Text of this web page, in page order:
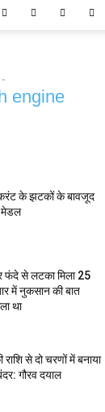
-
के झटकों के बावजूद
मेडल
पर फंदे से लटका मिला 25
में नुकसान की बात
था
से दो चरणों में बनाया
गौरव दयाल